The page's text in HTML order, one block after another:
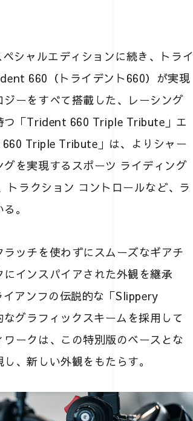
シャルエディションに続き、トライ
660（トライデント660）が実現
ーをすべて搭載した、レーシング
つ「Trident 660 Triple Tribute」エ
Triple Tribute」は、よりシャー
を実現するスポーツ ライディング
トラクション コントロールなど、ラ
。
ッチを使わずにスムーズなギアチ
インスパイアされた外観を継承
アンフの伝説的な「Slippery
グラフィックスキームを採用して
ークは、この特別版のベースとな
、新しい外観をもたらす。